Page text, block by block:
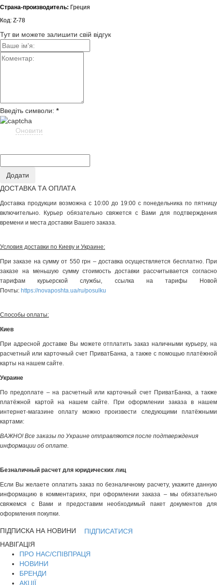
Страна-производитель: Греция
Код: Z-78
Тут ви можете залишити свій відгук
Введіть символи: *
Оновити
ДОСТАВКА ТА ОПЛАТА
Доставка продукции возможна с 10:00 до 19:00 с понедельника по пятницу
включительно. Курьер обязательно свяжется с Вами для подтверждения
времени и места доставки Вашего заказа.
Условия доставки по Киеву и Украине:
При заказе на сумму от 550 грн – доставка осуществляется бесплатно. При
заказе на меньшую сумму стоимость доставки рассчитывается согласно
тарифам курьерской службы, ссылка на тарифы Новой
Почты: https://novaposhta.ua/ru/posulku
Способы оплаты:
Киев
При адресной доставке Вы можете отплатить заказ наличными курьеру, на
расчетный или карточный счет ПриватБанка, а также с помощью платёжной
карты на нашем сайте.
Украине
По предоплате – на расчетный или карточный счет ПриватБанка, а также
платёжной картой на нашем сайте. При оформлении заказа в нашем
интернет-магазине оплату можно произвести следующими платёжными
картами:
ВАЖНО! Все заказы по Украине отправляются после подтверждения
информации об оплате.
Безналичный расчет для юридических лиц
Если Вы желаете оплатить заказ по безналичному расчету, укажите данную
информацию в комментариях, при оформлении заказа – мы обязательно
свяжемся с Вами и предоставим необходимый пакет документов для
оформления покупки.
ПІДПИСКА НА НОВИНИ
ПІДПИСАТИСЯ
НАВІГАЦІЯ
ПРО НАС/СПІВПРАЦЯ
НОВИНИ
БРЕНДИ
АКЦІЇ